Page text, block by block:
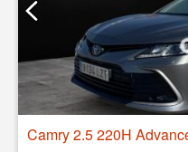
Camry 2.5 220H